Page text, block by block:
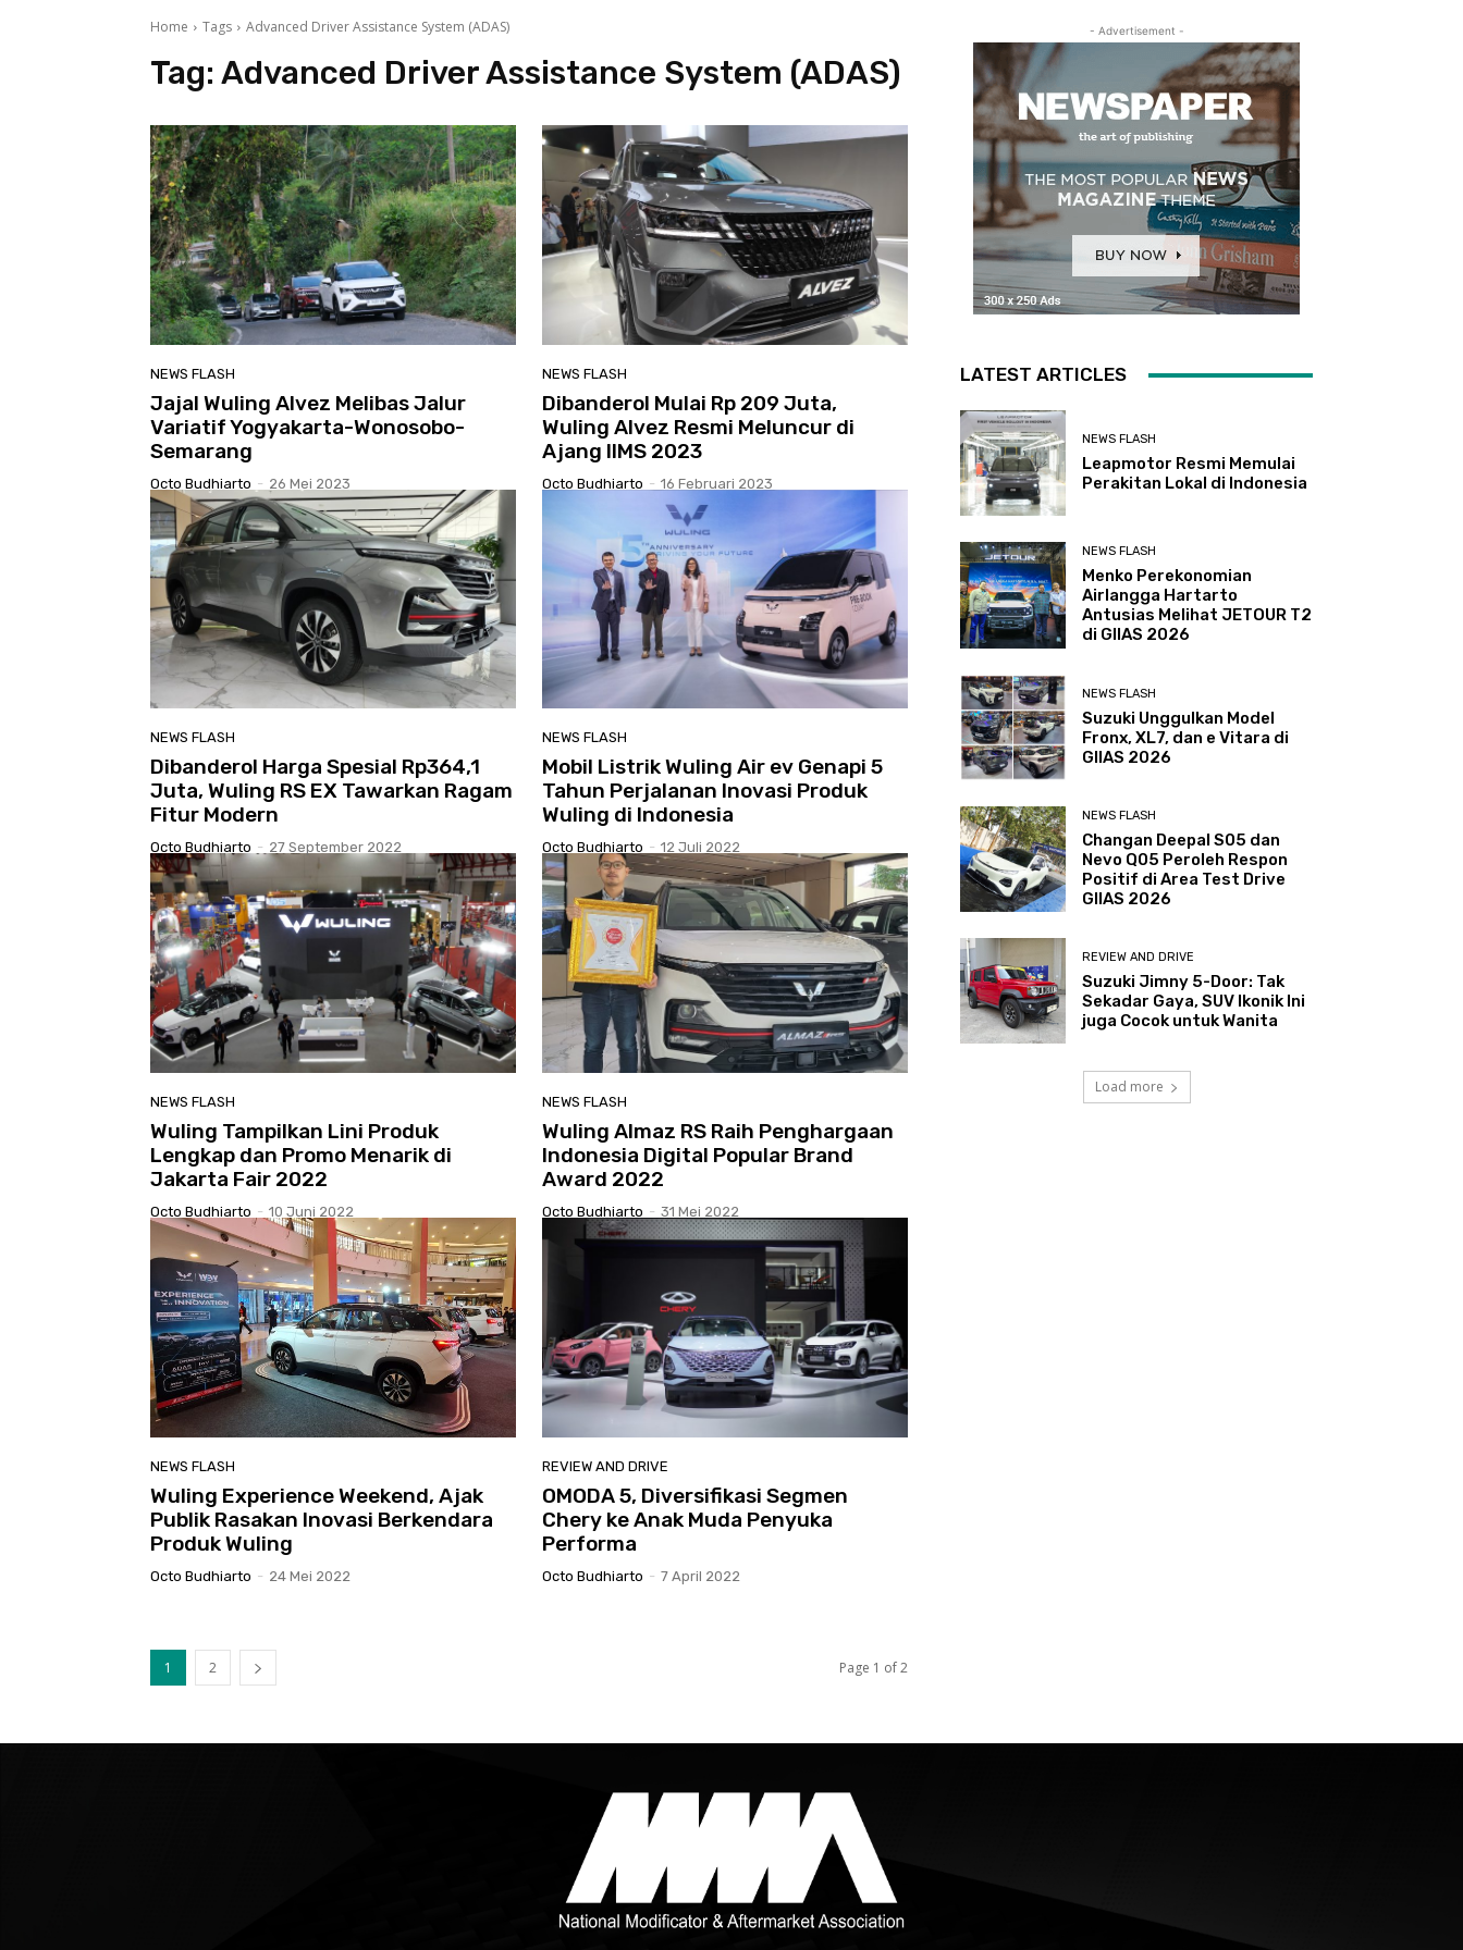
Home Tags Advanced Driver Assistance System (ADAS)
Tag: Advanced Driver Assistance System (ADAS)
NEWS FLASH
Jajal Wuling Alvez Melibas Jalur
Variatif Yogyakarta-Wonosobo-
Semarang
Octo Budhiarto - 26 Mei 2023
NEWS FLASH
Dibanderol Mulai Rp 209 Juta,
Wuling Alvez Resmi Meluncur di
Ajang IIMS 2023
Octo Budhiarto - 16 Februari 2023
NEWS FLASH
Dibanderol Harga Spesial Rp364,1
Juta, Wuling RS EX Tawarkan Ragam
Fitur Modern
Octo Budhiarto - 27 September 2022
NEWS FLASH
Mobil Listrik Wuling Air ev Genapi 5
Tahun Perjalanan Inovasi Produk
Wuling di Indonesia
Octo Budhiarto - 12 Juli 2022
NEWS FLASH
Wuling Tampilkan Lini Produk
Lengkap dan Promo Menarik di
Jakarta Fair 2022
Octo Budhiarto - 10 Juni 2022
NEWS FLASH
Wuling Almaz RS Raih Penghargaan
Indonesia Digital Popular Brand
Award 2022
Octo Budhiarto - 31 Mei 2022
NEWS FLASH
Wuling Experience Weekend, Ajak
Publik Rasakan Inovasi Berkendara
Produk Wuling
Octo Budhiarto - 24 Mei 2022
REVIEW AND DRIVE
OMODA 5, Diversifikasi Segmen
Chery ke Anak Muda Penyuka
Performa
Octo Budhiarto - 7 April 2022
1 2 Page 1 of 2
- Advertisement -
LATEST ARTICLES
NEWS FLASH
Leapmotor Resmi Memulai
Perakitan Lokal di Indonesia
NEWS FLASH
Menko Perekonomian
Airlangga Hartarto
Antusias Melihat JETOUR T2
di GIIAS 2026
NEWS FLASH
Suzuki Unggulkan Model
Fronx, XL7, dan e Vitara di
GIIAS 2026
NEWS FLASH
Changan Deepal S05 dan
Nevo Q05 Peroleh Respon
Positif di Area Test Drive
GIIAS 2026
REVIEW AND DRIVE
Suzuki Jimny 5-Door: Tak
Sekadar Gaya, SUV Ikonik Ini
juga Cocok untuk Wanita
Load more